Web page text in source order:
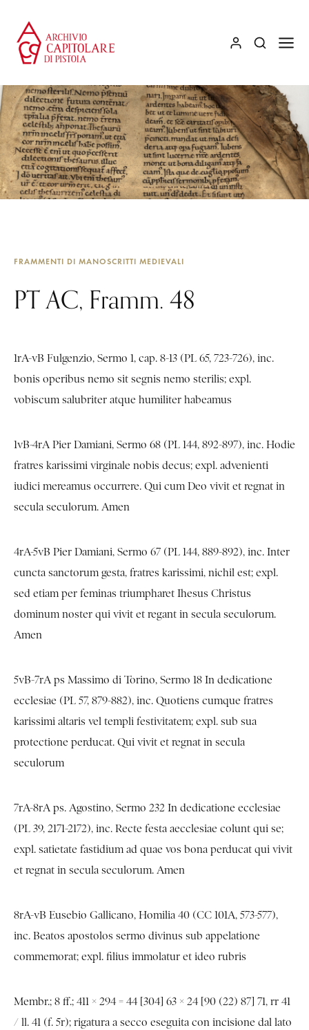
FRAMMENTI DI MANOSCRITTI MEDIEVALI
PT AC, Framm. 48
1rA-vB Fulgenzio, Sermo 1, cap. 8-13 (PL 65, 723-726), inc.
bonis operibus nemo sit segnis nemo sterilis; expl.
vobiscum salubriter atque humiliter habeamus
1vB-4rA Pier Damiani, Sermo 68 (PL 144, 892-897), inc. Hodie
fratres karissimi virginale nobis decus; expl. advenienti
iudici mereamus occurrere. Qui cum Deo vivit et regnat in
secula seculorum. Amen
4rA-5vB Pier Damiani, Sermo 67 (PL 144, 889-892), inc. Inter
cuncta sanctorum gesta, fratres karissimi, nichil est; expl.
sed etiam per feminas triumpharet Ihesus Christus
dominum noster qui vivit et regant in secula seculorum.
Amen
5vB-7rA ps Massimo di Torino, Sermo 18 In dedicatione
ecclesiae (PL 57, 879-882), inc. Quotiens cumque fratres
karissimi altaris vel templi festivitatem; expl. sub sua
protectione perducat. Qui vivit et regnat in secula
seculorum
7rA-8rA ps. Agostino, Sermo 232 In dedicatione ecclesiae
(PL 39, 2171-2172), inc. Recte festa aecclesiae colunt qui se;
expl. satietate fastidium ad quae vos bona perducat qui vivit
et regnat in secula seculorum. Amen
8rA-vB Eusebio Gallicano, Homilia 40 (CC 101A, 573-577),
inc. Beatos apostolos sermo divinus sub appelatione
commemorat; expl. filius immolatur et ideo rubris
Membr.; 8 ff.; 411 × 294 = 44 [304] 63 × 24 [90 (22) 87] 71, rr 41
/ ll. 41 (f. 5r); rigatura a secco eseguita con incisione dal lato